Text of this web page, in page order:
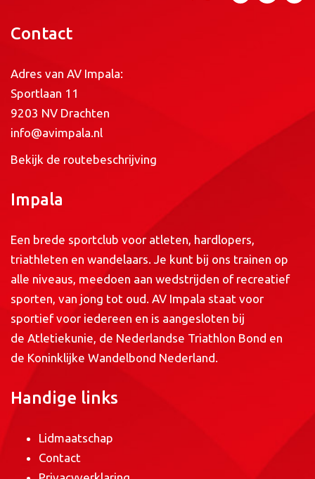
Contact
Adres van AV Impala:
Sportlaan 11
9203 NV Drachten
info@avimpala.nl
Bekijk de routebeschrijving
Impala
Een brede sportclub voor atleten, hardlopers,
triathleten en wandelaars. Je kunt bij ons trainen op
alle niveaus, meedoen aan wedstrijden of recreatief
sporten, van jong tot oud. AV Impala staat voor
sportief voor iedereen en is aangesloten bij
de Atletiekunie, de Nederlandse Triathlon Bond en
de Koninklijke Wandelbond Nederland.
Handige links
Lidmaatschap
Contact